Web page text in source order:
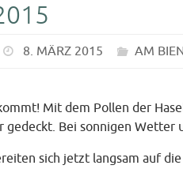
8. MÄRZ 2015 AM
Mit dem Pollen der
gedeckt. Bei sonnigen Wetter
sich jetzt langsam auf